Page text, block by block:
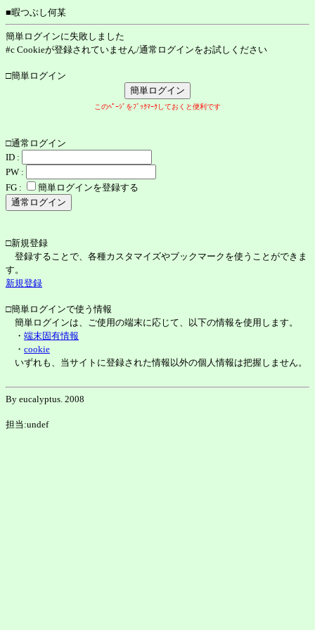
■暇つぶし何某
簡単ログインに失敗しました
#c Cookieが登録されていません/通常ログインをお試しください
□簡単ログイン
このﾍﾟｰｼﾞをﾌﾞｯｸﾏｰｸしておくと便利です
□通常ログイン
ID :
PW :
FG :
簡単ログインを登録する
□新規登録
登録することで、各種カスタマイズやブックマークを使うことができま
す。
新規登録
□簡単ログインで使う情報
簡単ログインは、ご使用の端末に応じて、以下の情報を使用します。
・ 端末固有情報
・ cookie
いずれも、当サイトに登録された情報以外の個人情報は把握しません。
By eucalyptus. 2008
担当:undef